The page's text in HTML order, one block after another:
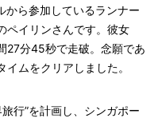
から参加しているランナー
ペイリンさんです。彼女
27分45秒で走破。念願であ
ムをクリアしました。
行”を計画し、シンガポー